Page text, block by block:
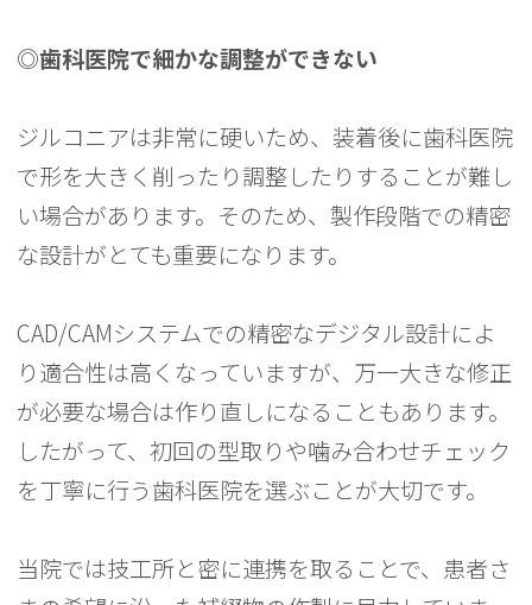
◎歯科医院で細かな調整ができない
ジルコニアは非常に硬いため、装着後に歯科医院
で形を大きく削ったり調整したりすることが難し
い場合があります。そのため、製作段階での精密
な設計がとても重要になります。
CAD/CAMシステムでの精密なデジタル設計によ
り適合性は高くなっていますが、万一大きな修正
が必要な場合は作り直しになることもあります。
したがって、初回の型取りや噛み合わせチェック
を丁寧に行う歯科医院を選ぶことが大切です。
当院では技工所と密に連携を取ることで、患者さ